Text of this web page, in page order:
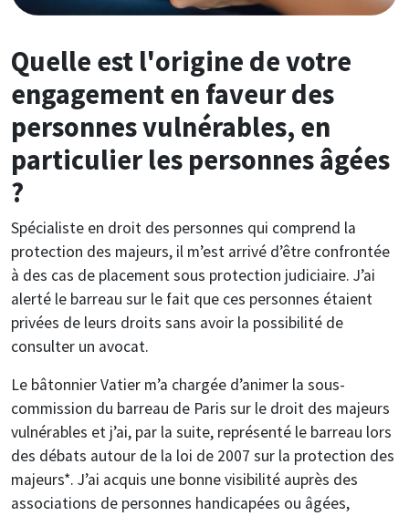
Quelle est l'origine de votre
engagement en faveur des
personnes vulnérables, en
particulier les personnes âgées
?
Spécialiste en droit des personnes qui comprend la
protection des majeurs, il m’est arrivé d’être confrontée
à des cas de placement sous protection judiciaire. J’ai
alerté le barreau sur le fait que ces personnes étaient
privées de leurs droits sans avoir la possibilité de
consulter un avocat.
Le bâtonnier Vatier m’a chargée d’animer la sous-
commission du barreau de Paris sur le droit des majeurs
vulnérables et j’ai, par la suite, représenté le barreau lors
des débats autour de la loi de 2007 sur la protection des
majeurs*. J’ai acquis une bonne visibilité auprès des
associations de personnes handicapées ou âgées,